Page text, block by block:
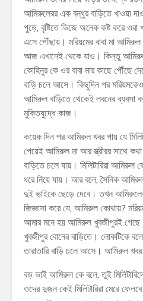
আমিরুলেরর এক বন্ধুর বাড়িতে খাওয়া
পুড়ে, বৃষ্টিতে ভিজে অনেক কষ্ট করে ওরা
এসে পৌঁছায়। মরিয়মের বাবা মা
আজ এখানেই থেকে যাও। কিন্তু
কোহিনুর কে ওর বাবা মার কাছে পৌঁছে
বাড়ি চলে আসে। কিছুদিন পর
আমিরুল বাড়িতে থেকেই লবনের
মুক্তিযুদ্ধে কাজ।
কয়েক দিন পর আমিরুল খবর পায় যে
পেয়েই আমিরুল মা আর স্ত্রীরর সাথে
বাড়িতে চলে যায়। মিলিটারিরা
ধরে নিয়ে যায়। আর বলে, সৈনিক
দুই ভাইকে ছেড়ে দেবে। তখন
জিজ্ঞাসা করে যে, আমিরুল কোথায়?
আমার মনে হয় আমিরুল খুবজীপুরই
খুবজীপুর বোনের বাড়িতে। লোকটিকে
তারাতারি বাড়ি চলে আসে। আমিরুল
বড় ভাই আমিরুল কে বলে, তুই
ওদের দুজন কেই মিলিটারিরা মেরে